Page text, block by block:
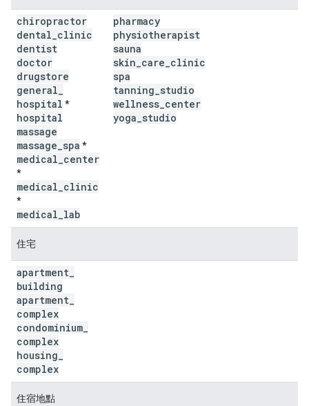
chiropractor
dental clinic
dentist
doctor
drugstore
general
hospital *
hospital
massage
massage spa *
medical center
*
medical clinic
*
medical lab
pharmacy
physiotherapist
sauna
skin care clinic
spa
tanning studio
wellness center
yoga studio
住宅
apartment
building
apartment
complex
condominium
complex
housing
complex
住宿地點